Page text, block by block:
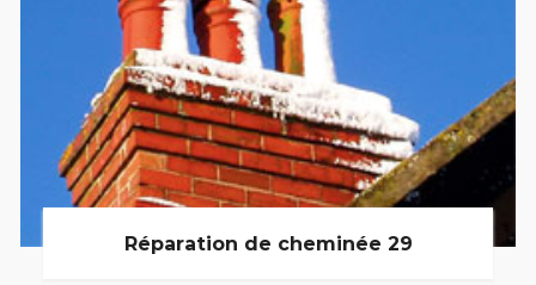
Réparation de cheminée 29